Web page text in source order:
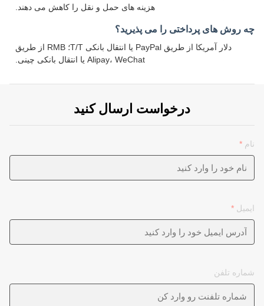
هزینه های حمل و نقل را کاهش می دهند.
چه روش های پرداختی را می پذیرید؟
دلار آمریکا از طریق PayPal یا انتقال بانکی T/T؛ RMB از طریق
Alipay، WeChat یا انتقال بانکی چینی.
درخواست ارسال کنید
نام *
ایمیل *
شماره تلفن